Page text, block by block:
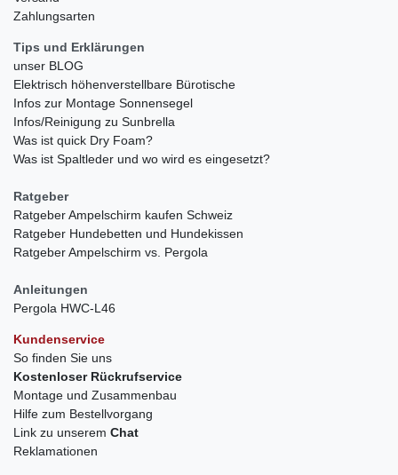
Zahlungsarten
Tips und Erklärungen
unser BLOG
Elektrisch höhenverstellbare Bürotische
Infos zur Montage Sonnensegel
Infos/Reinigung zu Sunbrella
Was ist quick Dry Foam?
Was ist Spaltleder und wo wird es eingesetzt?
Ratgeber
Ratgeber Ampelschirm kaufen Schweiz
Ratgeber Hundebetten und Hundekissen
Ratgeber Ampelschirm vs. Pergola
Anleitungen
Pergola HWC-L46
Kundenservice
So finden Sie uns
Kostenloser Rückrufservice
Montage und Zusammenbau
Hilfe zum Bestellvorgang
Link zu unserem Chat
Reklamationen